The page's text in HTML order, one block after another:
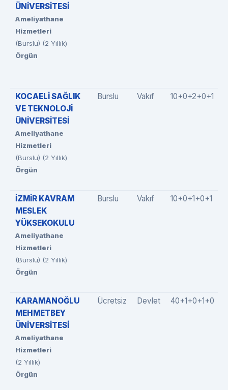
ÜNİVERSİTESİ
Ameliyathane
Hizmetleri
(Burslu) (2 Yıllık)
Örgün
KOCAELİ SAĞLIK
VE TEKNOLOJİ
ÜNİVERSİTESİ
Ameliyathane
Hizmetleri
(Burslu) (2 Yıllık)
Örgün
Burslu Vakıf 10+0+2+0+1
İZMİR KAVRAM
MESLEK
YÜKSEKOKULU
Ameliyathane
Hizmetleri
(Burslu) (2 Yıllık)
Örgün
Burslu Vakıf 10+0+1+0+1
KARAMANOĞLU
MEHMETBEY
ÜNİVERSİTESİ
Ameliyathane
Hizmetleri
(2 Yıllık)
Örgün
Ücretsiz Devlet 40+1+0+1+0